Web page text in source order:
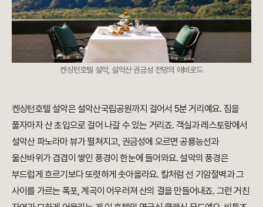
켄싱턴호텔 설악, 설악산 권금성 전망의 애비로드
켄싱턴호텔 설악은 설악산국립공원까지 걸어서 5분 거리예요. 짐을
풀자마자 산 초입으로 걸어 나갈 수 있는 거리죠. 객실과 레스토랑에서
설악산 파노라마 뷰가 펼쳐지고, 권금성에 오르면 공룡능선과
울산바위가 겹겹이 쌓인 풍경이 한눈에 들어와요. 설악의 풍경은
부드럽게 흐르기보다 또렷하게 솟아올라요. 칼처럼 선 기암절벽과 그
사이를 가르는 폭포, 계곡이 어우러져 산의 결을 만들어내죠. 그런 거친